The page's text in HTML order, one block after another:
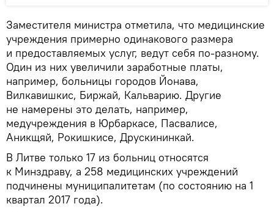
Заместителя министра отметила, что медицинские
учреждения примерно одинакового размера
и предоставляемых услуг, ведут себя по-разному.
Один из них увеличили заработные платы,
например, больницы городов Йонава,
Вилкавишкис, Биржай, Кальварию. Другие
не намерены это делать, например,
медучреждения в Юрбаркасе, Пасвалисе,
Аникщяй, Рокишкисе, Друскининкай.
В Литве только 17 из больниц относятся
к Минздраву, а 258 медицинских учреждений
подчинены муниципалитетам (по состоянию на 1
квартал 2017 года).